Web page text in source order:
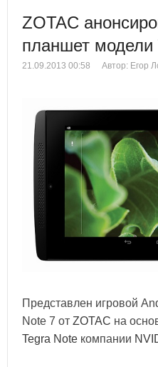
ZOTAC
планшет модели
21.09.2013 00:58 Автор: Егор
Представлен игровой
Note 7 от ZOTAC на
Tegra Note компании